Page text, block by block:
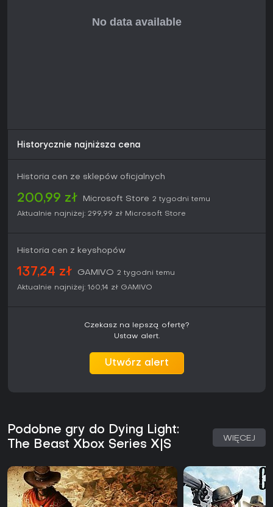
Historycznie najniższa cena
Historia cen ze sklepów oficjalnych
200,99 zł Microsoft Store 2 tygodni temu
Aktualnie najniżej: 299,99 zł Microsoft Store
Historia cen z keyshopów
137,24 zł GAMIVO 2 tygodni temu
Aktualnie najniżej: 160,14 zł GAMIVO
Czekasz na lepszą ofertę?
Ustaw alert.
Utwórz alert
Podobne gry do Dying Light:
The Beast Xbox Series X|S
WIĘCEJ